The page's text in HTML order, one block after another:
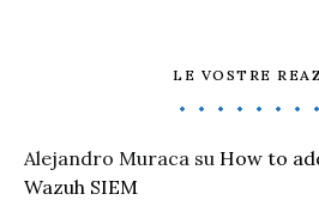
LE VOSTRE
Alejandro Muraca su How to
Wazuh SIEM